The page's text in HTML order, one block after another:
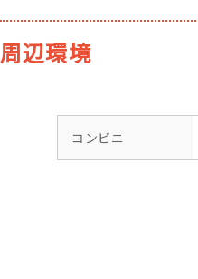
周辺環境
コンビニ